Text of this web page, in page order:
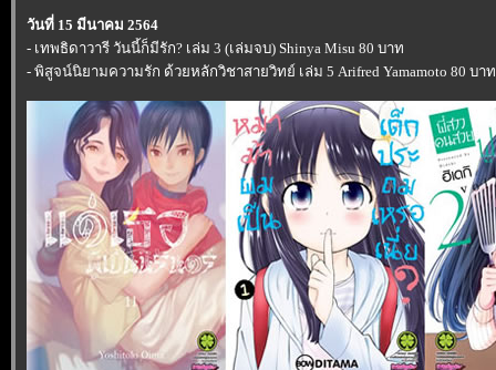
วันที่ 15 มีนาคม 2564
- เทพธิดาวารี วันนี้ก็มีรัก? เล่ม 3 (เล่มจบ) Shinya Misu 80 บาท
- พิสูจน์นิยามความรัก ด้วยหลักวิชาสายวิทย์ เล่ม 5 Arifred Yamamoto 80 บาท